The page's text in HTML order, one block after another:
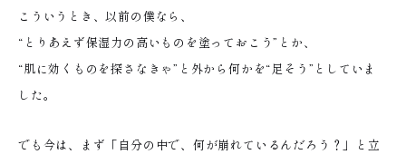
こういうとき、以前の僕なら、
“とりあえず保湿力の高いものを塗っておこう”とか、
“肌に効くものを探さなきゃ”と外から何かを“足そう”としていま
した。
でも今は、まず「自分の中で、何が崩れているんだろう？」と立